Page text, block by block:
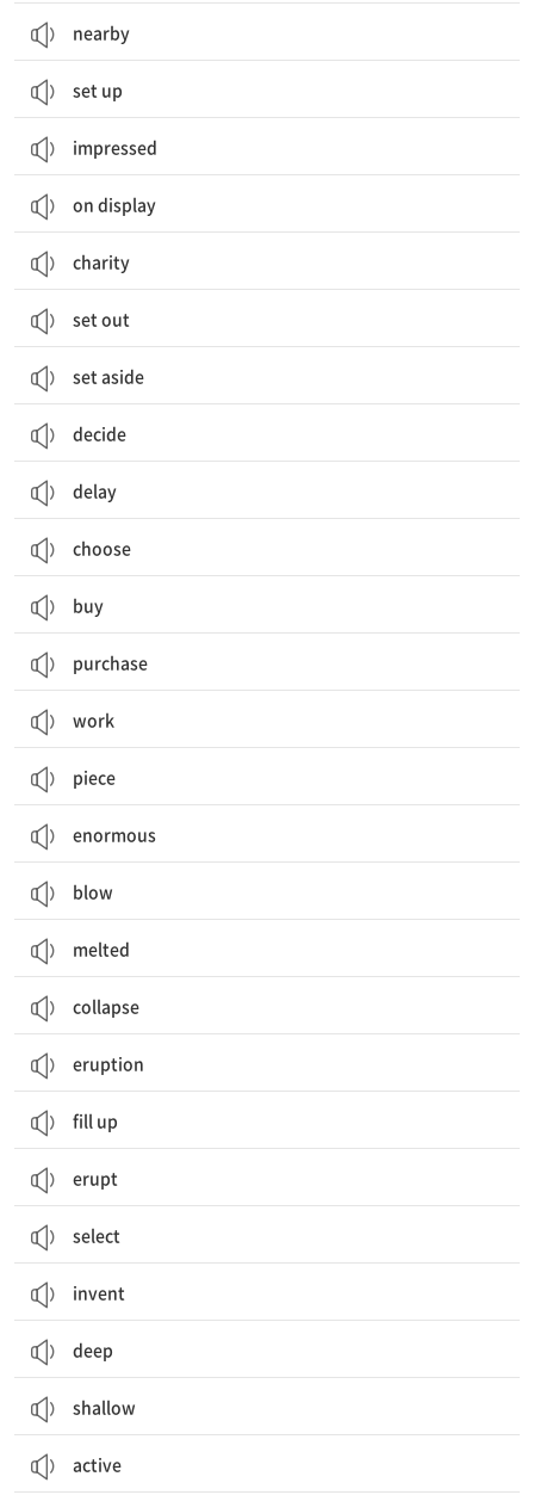
nearby
set up
impressed
on display
charity
set out
set aside
decide
delay
choose
buy
purchase
work
piece
enormous
blow
melted
collapse
eruption
fill up
erupt
select
invent
deep
shallow
active